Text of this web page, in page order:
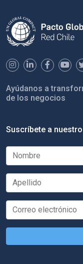
Ayúdanos a
de los negocios
Suscríbete a